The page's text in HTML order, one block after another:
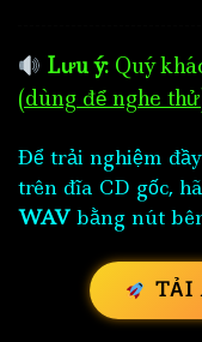
Lưu ý: Quý
(dùng để nghe
Để trải nghiệm
trên đĩa CD gốc,
WAV bằng nút
TẢI